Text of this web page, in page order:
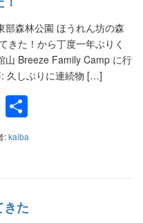
森林公園 ほうれん坊の森
きた！から丁度一年ぶりく
Breeze Family Camp に行
久しぶりに連続物 […]
Twitter
有
:kaiba
きた